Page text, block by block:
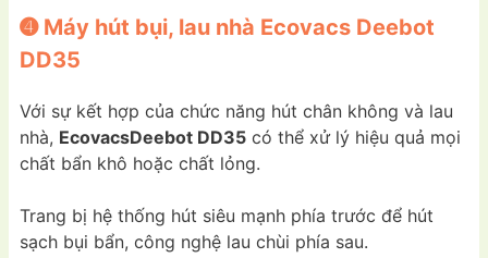
➍ Máy hút bụi, lau nhà Ecovacs Deebot
DD35
Với sự kết hợp của chức năng hút chân không và lau
nhà, EcovacsDeebot DD35 có thể xử lý hiệu quả mọi
chất bẩn khô hoặc chất lỏng.
Trang bị hệ thống hút siêu mạnh phía trước để hút
sạch bụi bẩn, công nghệ lau chùi phía sau.